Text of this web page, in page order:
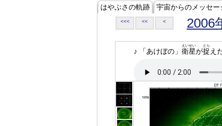
はやぶさの軌跡 宇宙からのメッセー
<<< << < 2006
♪ 「あけぼの」 衛星
えいせい
が捉
とら
え